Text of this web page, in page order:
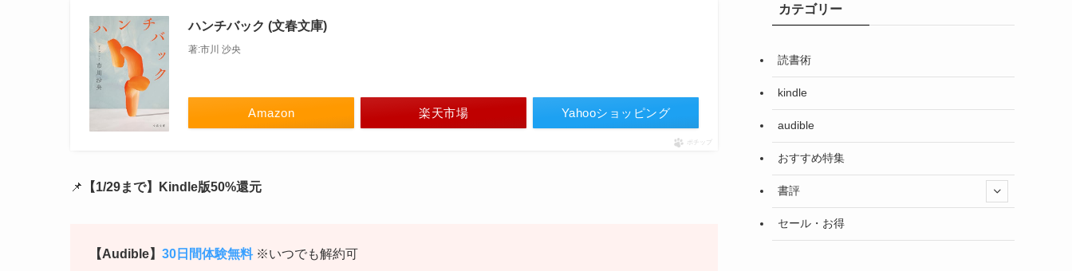
ハンチバック (文春文庫)
著:市川 沙央
Amazon 楽天市場 Yahooショッピング
ポチップ
📌 【1/29まで】Kindle版50%還元
【Audible】 30日間体験無料 ※いつでも解約可
カテゴリー
読書術
kindle
audible
おすすめ特集
書評
セール・お得